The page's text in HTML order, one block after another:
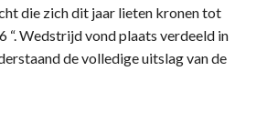
die zich dit jaar lieten kronen tot
“. Wedstrijd vond plaats verdeeld in
de volledige uitslag van de